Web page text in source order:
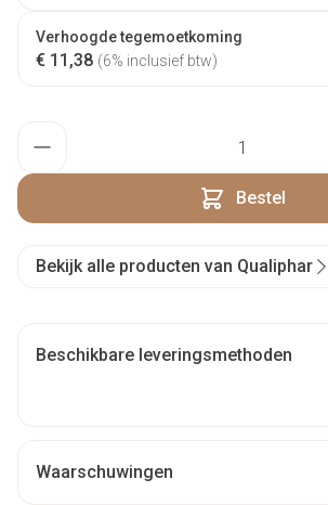
Verhoogde tegemoetkoming
€ 11,38 (6% inclusief btw)
Bestel
Bekijk alle producten van Qualiphar
Beschikbare leveringsmethoden
Waarschuwingen